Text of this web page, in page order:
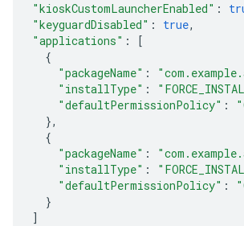
"kioskCustomLauncherEnabled" :
"keyguardDisabled" : true,
"applications" :
[
{
"packageName" :
"installType" :
"defaultPermissionPolicy" :
},
{
"packageName" :
"installType" :
"defaultPermissionPolicy" :
}
]